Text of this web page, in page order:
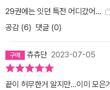
29권에는 잇던 특전 어디갔어...
공감 (6) 댓글 (0)
츄츄단 2023-07-05
끝이 허무한거 알지만...이미 모은